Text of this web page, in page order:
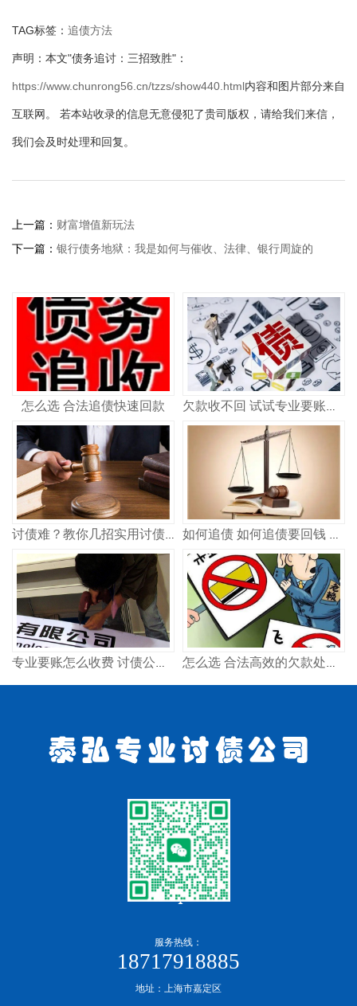
TAG标签： 追债方法
声明：本文"债务追讨：三招致胜"：
https://www.chunrong56.cn/tzzs/show440.html内容和图片部分来自
互联网。 若本站收录的信息无意侵犯了贵司版权，请给我们来信，
我们会及时处理和回复。
上一篇： 财富增值新玩法
下一篇： 银行债务地狱：我是如何与催收、法律、银行周旋的
怎么选 合法追债快速回款 欠款收不回 试试专业要账公司
讨债难？教你几招实用讨债方法，快速追回欠款 如何追债 如何追债要回钱 实用方法指南
专业要账怎么收费 讨债公司合法吗 怎么选 合法高效的欠款处理方案
服务热线：
18717918885
地址：上海市嘉定区